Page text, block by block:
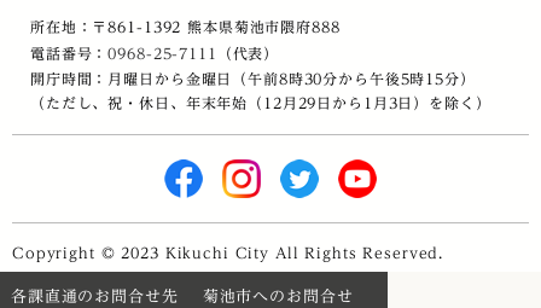
所在地：〒861-1392 熊本県菊池市隈府888
電話番号：0968-25-7111
（代表）
開庁時間：月曜日から金曜日（午前8時30分から午後5時15分）
（ただし、祝・休日、年末年始（12月29日から1月3日）を除く）
Copyright © 2023 Kikuchi City All Rights Reserved.
各課直通のお問合せ先 菊池市へのお問合せ